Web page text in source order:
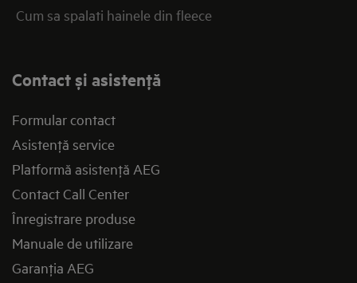
Cum sa spalati hainele din fleece
Contact și asistenţă
Formular contact
Asistenţă service
Platformă asistenţă AEG
Contact Call Center
Înregistrare produse
Manuale de utilizare
Garanţia AEG